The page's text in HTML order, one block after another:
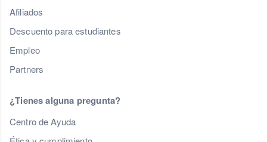
Afiliados
Descuento para estudiantes
Empleo
Partners
¿Tienes alguna pregunta?
Centro de Ayuda